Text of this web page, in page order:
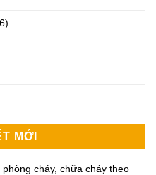
MỚI
cháy, chữa cháy theo